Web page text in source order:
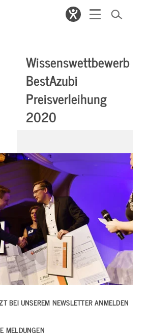
Wissenswettbewerb
BestAzubi
Preisverleihung
2020
BEI UNSEREM NEWSLETTER ANMELDEN
MELDUNGEN